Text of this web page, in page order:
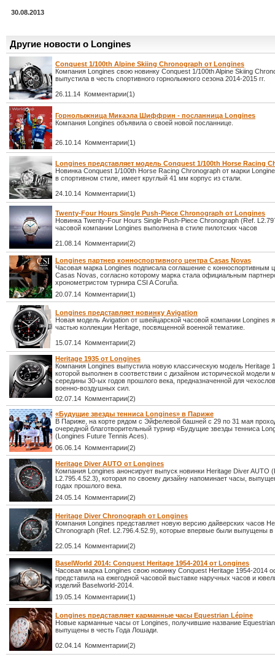
30.08.2013
Другие новости о Longines
Conquest 1/100th Alpine Skiing Chronograph от Longines
Компания Longines свою новинку Conquest 1/100th Alpine Skiing
выпустила в честь спортивного горнолыжного сезона 2014-2015 гг.
26.11.14 Комментарии(1)
Горнолыжница Микаэла Шиффрин - посланница Longines
Компания Longines объявила о своей новой посланнице.
26.10.14 Комментарии(1)
Longines представляет модель Conquest 1/100th Horse Racing
Новинка Conquest 1/100th Horse Racing Chronograph от марки
в спортивном стиле, имеет круглый 41 мм корпус из стали.
24.10.14 Комментарии(1)
Twenty-Four Hours Single Push-Piece Chronograph от Longines
Новинка Twenty-Four Hours Single Push-Piece Chronograph (Ref.
часовой компании Longines выполнена в стиле пилотских часов
21.08.14 Комментарии(2)
Longines партнер конноспортивного центра Casas Novas
Часовая марка Longines подписала соглашение с конноспортивным
Casas Novas, согласно которому марка стала официальным
хронометристом турнира CSI A Coruña.
20.07.14 Комментарии(1)
Longines представляет новинку Avigation
Новая модель Avigation от швейцарской часовой компании Longines
частью коллекции Heritage, посвященной военной тематике.
15.07.14 Комментарии(2)
Heritage 1935 от Longines
Компания Longines выпустила новую классическую модель Heritage
которой выполнен в соответствии с дизайном исторической модели
середины 30-ых годов прошлого века, предназначенной для
военно-воздушных сил.
02.07.14 Комментарии(2)
«Будущие звезды тенниса Longines» в Париже
В Париже, на корте рядом с Эйфелевой башней с 29 по 31 мая
очередной благотворительный турнир «Будущие звезды тенниса
(Longines Future Tennis Aces).
06.06.14 Комментарии(2)
Heritage Diver AUTO от Longines
Компания Longines анонсирует выпуск новинки Heritage Diver AUTO
L2.795.4.52.3), которая по своему дизайну напоминает часы,
годах прошлого века.
24.05.14 Комментарии(2)
Heritage Diver Chronograph от Longines
Компания Longines представляет новую версию дайверских часов
Chronograph (Ref. L2.796.4.52.9), которые впервые были выпущены в
22.05.14 Комментарии(2)
BaselWorld 2014: Conquest Heritage 1954-2014 от Longines
Часовая марка Longines свою новинку Conquest Heritage 1954-2014
представила на ежегодной часовой выставке наручных часов и
изделий Baselworld-2014.
19.05.14 Комментарии(1)
Longines представляет карманные часы Equestrian Lépine
Новые карманные часы от Longines, получившие название
выпущены в честь Года Лошади.
02.04.14 Комментарии(2)